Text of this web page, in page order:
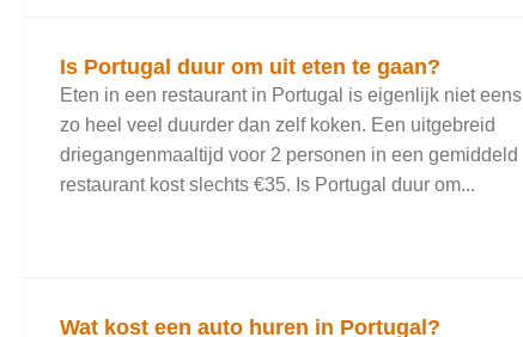
Is Portugal duur om uit eten te gaan?
Eten in een restaurant in Portugal is eigenlijk niet eens
zo heel veel duurder dan zelf koken. Een uitgebreid
driegangenmaaltijd voor 2 personen in een gemiddeld
restaurant kost slechts €35. Is Portugal duur om...
Wat kost een auto huren in Portugal?